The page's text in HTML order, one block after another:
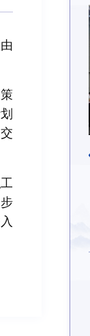
师生回信